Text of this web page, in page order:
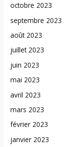
octobre 2023
septembre 2023
août 2023
juillet 2023
juin 2023
mai 2023
avril 2023
mars 2023
février 2023
janvier 2023